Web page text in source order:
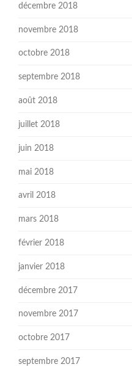
décembre 2018
novembre 2018
octobre 2018
septembre 2018
août 2018
juillet 2018
juin 2018
mai 2018
avril 2018
mars 2018
février 2018
janvier 2018
décembre 2017
novembre 2017
octobre 2017
septembre 2017